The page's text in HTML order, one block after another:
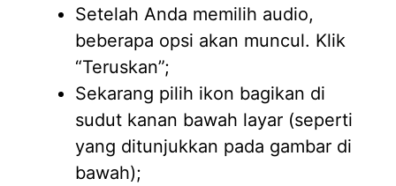
Setelah Anda memilih audio,
beberapa opsi akan muncul. Klik
“Teruskan”;
Sekarang pilih ikon bagikan di
sudut kanan bawah layar (seperti
yang ditunjukkan pada gambar di
bawah);